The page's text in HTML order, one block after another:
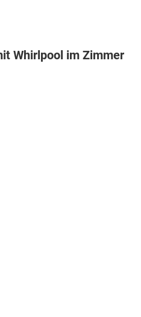
Whirlpool im Zimmer